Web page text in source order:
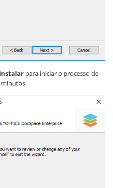
Instalar para iniciar o processo de
minutos.